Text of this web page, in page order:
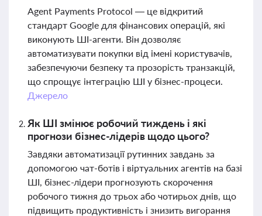
Agent Payments Protocol — це відкритий
стандарт Google для фінансових операцій, які
виконують ШІ-агенти. Він дозволяє
автоматизувати покупки від імені користувачів,
забезпечуючи безпеку та прозорість транзакцій,
що спрощує інтеграцію ШІ у бізнес-процеси.
Джерело
Як ШІ змінює робочий тиждень і які
прогнози бізнес-лідерів щодо цього?
Завдяки автоматизації рутинних завдань за
допомогою чат-ботів і віртуальних агентів на базі
ШІ, бізнес-лідери прогнозують скорочення
робочого тижня до трьох або чотирьох днів, що
підвищить продуктивність і знизить вигорання